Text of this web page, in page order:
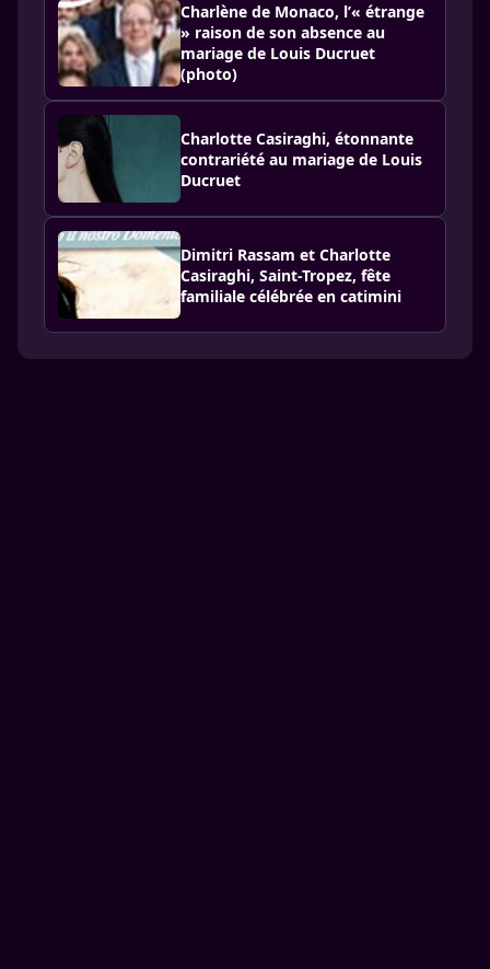
Charlène de Monaco, l’« étrange
» raison de son absence au
mariage de Louis Ducruet
(photo)
Charlotte Casiraghi, étonnante
contrariété au mariage de Louis
Ducruet
Dimitri Rassam et Charlotte
Casiraghi, Saint-Tropez, fête
familiale célébrée en catimini